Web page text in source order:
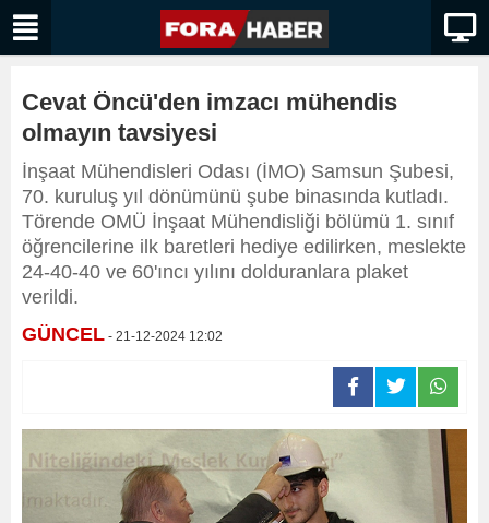
Cevat Öncü'den imzacı mühendis
olmayın tavsiyesi
İnşaat Mühendisleri Odası (İMO) Samsun Şubesi,
70. kuruluş yıl dönümünü şube binasında kutladı.
Törende OMÜ İnşaat Mühendisliği bölümü 1. sınıf
öğrencilerine ilk baretleri hediye edilirken, meslekte
24-40-40 ve 60'ıncı yılını dolduranlara plaket
verildi.
GÜNCEL - 21-12-2024 12:02